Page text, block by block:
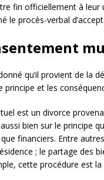
fin officiellement à leur
le procès-verbal
qu’il provient de la
et les
est un divorce
bien sur le principe
financiers. Entre
; le partage des
cette procédure est